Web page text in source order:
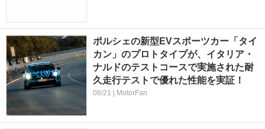
ポルシェの新型EVスポーツカー「タイ
カン」のプロトタイプが、イタリア・
ナルドのテストコースで実施された耐
久走行テストで優れた性能を実証！
08/21 | MotorFan